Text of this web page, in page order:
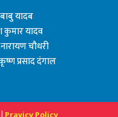
यादब
यादव
चौधरी
प्रसाद दंगाल